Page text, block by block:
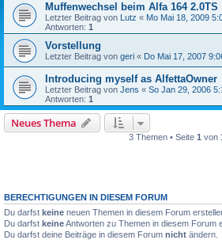
Muffenwechsel beim Alfa 164 2.0TS
Letzter Beitrag von Lutz « Mo Mai 18, 2009
Antworten: 1
Vorstellung
Letzter Beitrag von geri « Do Mai 17, 2007
Introducing myself as AlfettaOwner
Letzter Beitrag von Jens « So Jan 29, 2006
Antworten: 1
Neues Thema
3 Themen • Seite 1 von
BERECHTIGUNGEN IN DIESEM FORUM
Du darfst keine neuen Themen in diesem Forum
Du darfst keineAntworten zu Themen in diesem Forum
Du darfst deine Beiträge in diesem Forum nicht ändern.